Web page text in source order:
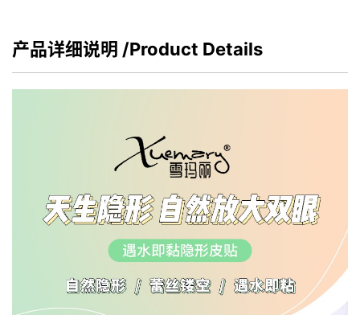
产品详细说明 /Product Details